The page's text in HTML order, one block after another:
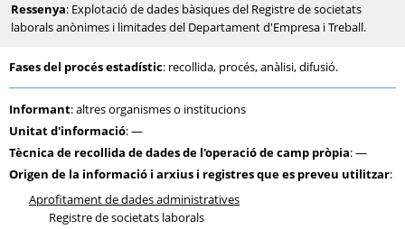
Ressenya: Explotació de dades bàsiques del Registre de societats
laborals anònimes i limitades del Departament d'Empresa i Treball.
Fases del procés estadístic: recollida, procés, anàlisi, difusió.
Informant: altres organismes o institucions
Unitat d'informació: —
Tècnica de recollida de dades de l'operació de camp pròpia: —
Origen de la informació i arxius i registres que es preveu utilitzar:
Aprofitament de dades administratives
Registre de societats laborals